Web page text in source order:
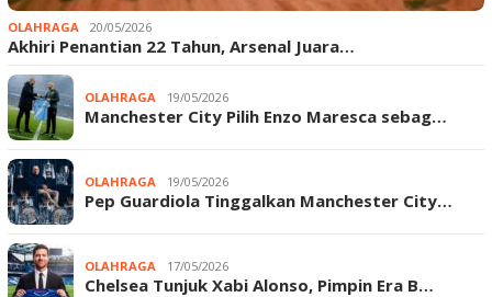
OLAHRAGA 20/05/2026
Akhiri Penantian 22 Tahun, Arsenal Juara…
OLAHRAGA 19/05/2026
Manchester City Pilih Enzo Maresca sebag…
OLAHRAGA 19/05/2026
Pep Guardiola Tinggalkan Manchester City…
OLAHRAGA 17/05/2026
Chelsea Tunjuk Xabi Alonso, Pimpin Era B…